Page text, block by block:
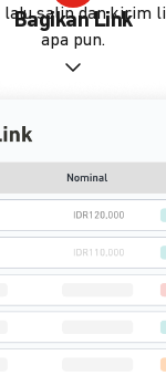
Bagikan Link
lalu salin dan kirim
apa pun.